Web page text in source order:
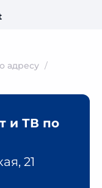
адресу
и ТВ по
21